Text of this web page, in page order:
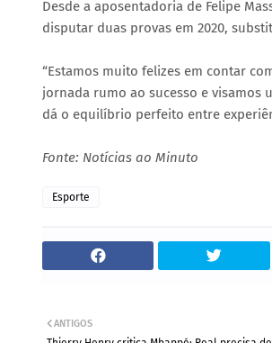
Desde a aposentadoria de Felipe
disputar duas provas em 2020,
“Estamos muito felizes em contar
jornada rumo ao sucesso e visamos
dá o equilíbrio perfeito entre
Fonte: Notícias ao Minuto
Esporte
ANTIGOS